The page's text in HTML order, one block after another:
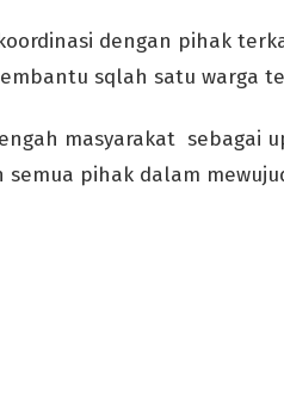
dengan pihak
sqlah satu warga
masyarakat sebagai
pihak dalam